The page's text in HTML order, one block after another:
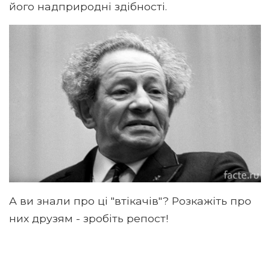
його надприродні здібності.
А ви знали про ці "втікачів"? Розкажіть про
них друзям - зробіть репост!